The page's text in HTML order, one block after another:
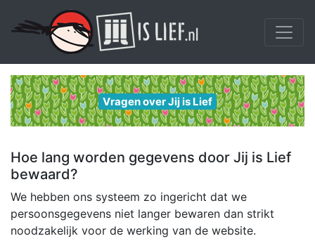
Vragen over Jij is Lief
Hoe lang worden gegevens door Jij is Lief
bewaard?
We hebben ons systeem zo ingericht dat we
persoonsgegevens niet langer bewaren dan strikt
noodzakelijk voor de werking van de website.